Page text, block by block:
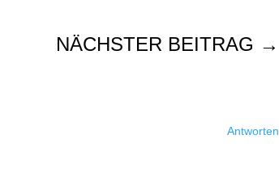
NÄCHSTER BEITRAG →
Antworten